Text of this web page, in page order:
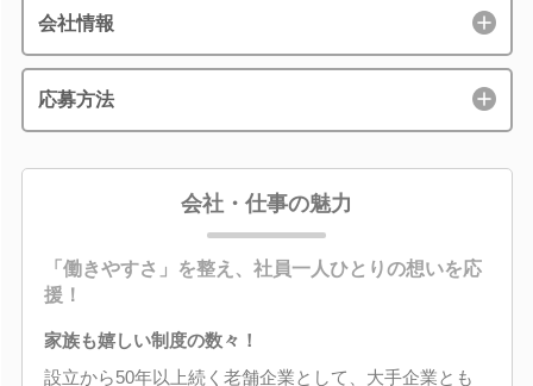
会社情報
応募方法
会社・仕事の魅力
「働きやすさ」を整え、社員一人ひとりの想いを応
援！
家族も嬉しい制度の数々！
設立から50年以上続く老舗企業として、大手企業とも